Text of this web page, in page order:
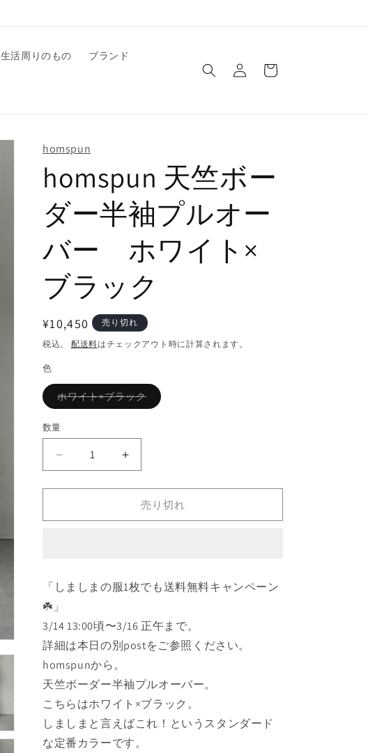
生活周りのもの ブランド
グ
イ
ー
homspun
homspun 天竺ボー
ダー半袖プルオー
バー ホワイト×
ブラック
通
常
価
格
¥10,450 売り切れ
税込。 配送料はチェックアウト時に計算されます。
色
ホワイト×ブラックバ
リ
切
れ
て
い
き
ま
数量
homspun
竺
袖
ル
オ
ー
バ
ー
ホ
ワ
イ
homspun
竺
袖
ル
オ
バ
ー
ホ
ワ
イ
売り切れ
「しましまの服1枚でも送料無料キャンペーン
☘️」
3/14 13:00頃〜3/16 正午まで。
詳細は本日の別postをご参照ください。
homspunから。
天竺ボーダー半袖プルオーバー。
こちらはホワイト×ブラック。
しましまと言えばこれ！というスタンダード
な定番カラーです。